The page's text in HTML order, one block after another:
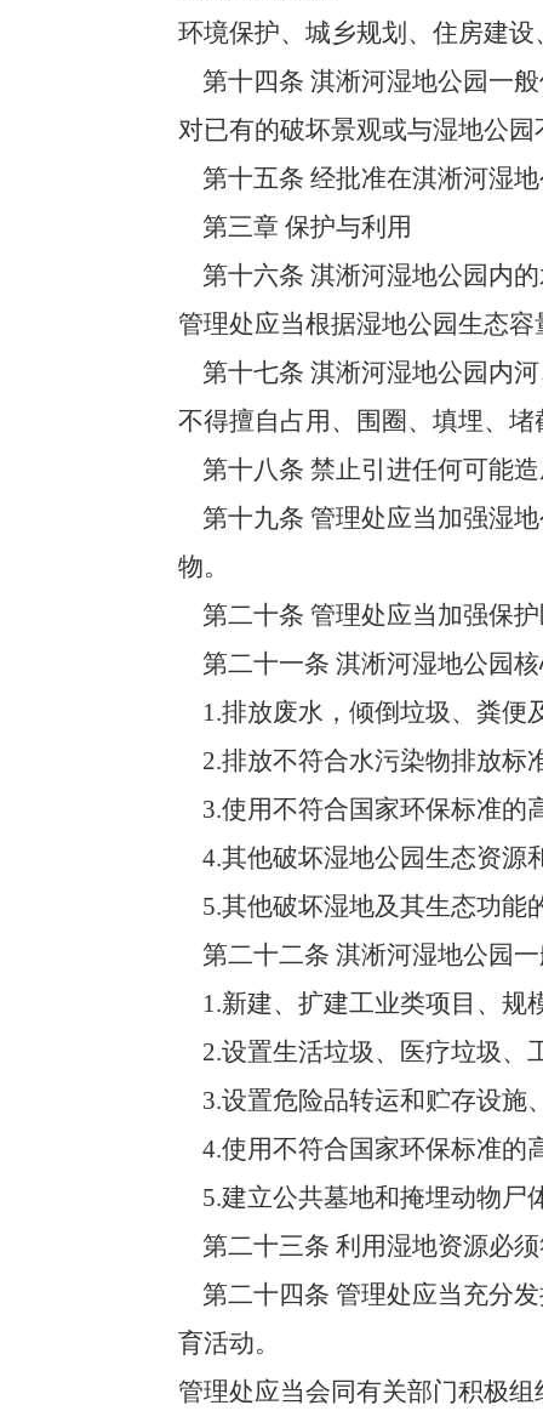
环境保护、城乡规划、住房建
第十四条 淇淅河湿地公园一
对已有的破坏景观或与湿地公
第十五条 经批准在淇淅河湿
第三章 保护与利用
第十六条 淇淅河湿地公园内
管理处应当根据湿地公园生态
第十七条 淇淅河湿地公园内
不得擅自占用、围圈、填埋、
第十八条 禁止引进任何可能
第十九条 管理处应当加强湿
物。
第二十条 管理处应当加强保
第二十一条 淇淅河湿地公园
1.排放废水，倾倒垃圾、粪便
2.排放不符合水污染物排放标
3.使用不符合国家环保标准的
4.其他破坏湿地公园生态资源
5.其他破坏湿地及其生态功能
第二十二条 淇淅河湿地公园
1.新建、扩建工业类项目、规
2.设置生活垃圾、医疗垃圾、
3.设置危险品转运和贮存设施
4.使用不符合国家环保标准的
5.建立公共墓地和掩埋动物尸
第二十三条 利用湿地资源必
第二十四条 管理处应当充分
育活动。
管理处应当会同有关部门积极